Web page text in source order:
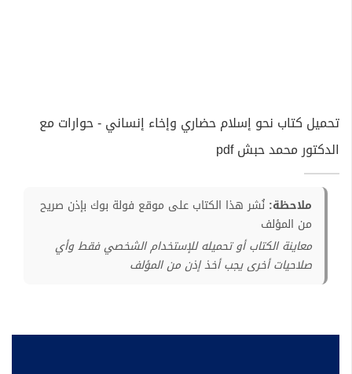
تحميل كتاب نحو إسلام حضاري وإخاء إنساني - حوارات مع
الدكتور محمد حبش pdf
ملاحظة: نُشر هذا الكتاب على موقع فولة بوك بإذن صريح
من المؤلف
معاينة الكتاب أو تحميله للإستخدام الشخصي فقط وأي
صلاحيات أخرى يجب أخذ إذن من المؤلف